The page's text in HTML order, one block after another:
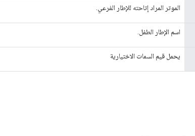
الموتر المراد إتاحته للإطار الفرعي.
اسم الإطار الطفل.
يحمل قيم السمات الاختيارية